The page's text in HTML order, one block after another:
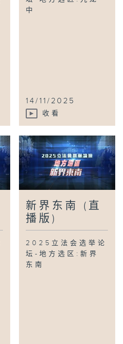
中
14/11/2025
收看
新界东南 (直
播版)
2025立法会选举论
坛-地方选区:新界
东南